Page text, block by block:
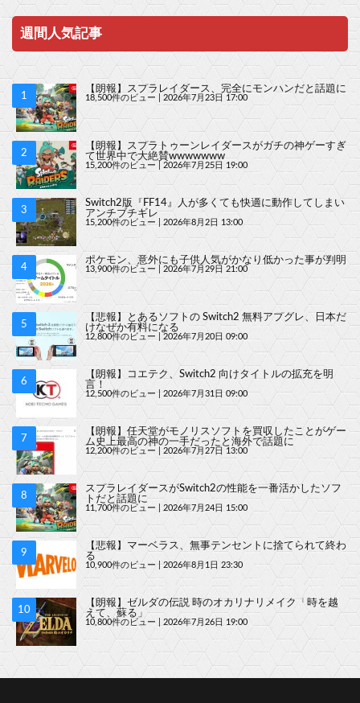
週間人気記事
【朗報】スプラレイダース、完全にモンハンだと話題に
18,500件のビュー 2026年7月23日 17:00
【朗報】スプラトゥーンレイダースがガチの神ゲーすぎ
て世界中で大絶賛wwwwwww
15,200件のビュー 2026年7月25日 19:00
Switch2版『FF14』人が多くても快適に動作してしまい
アンチブチギレ
15,200件のビュー 2026年8月2日 13:00
ポケモン、意外にも子供人気がかなり低かった事が判明
13,900件のビュー 2026年7月29日 21:00
【悲報】とあるソフトの Switch2 無料アプグレ、日本だ
けなぜか有料になる
12,800件のビュー 2026年7月20日 09:00
【朗報】コエテク、Switch2 向けタイトルの拡充を明
言！
12,500件のビュー | 2026年7月31日 09:00
【朗報】任天堂がモノリスソフトを買収したことがゲー
ム史上最高の神の一手だったと海外で話題に
12,200件のビュー 2026年7月27日 13:00
スプラレイダースがSwitch2の性能を一番活かしたソフ
トだと話題に
11,700件のビュー 2026年7月24日 15:00
【悲報】マーベラス、無事テンセントに捨てられて終わ
る
10,900件のビュー | 2026年8月1日 23:30
【朗報】ゼルダの伝説 時のオカリナリメイク「時を越
えて、蘇る」
10,800件のビュー 2026年7月26日 19:00